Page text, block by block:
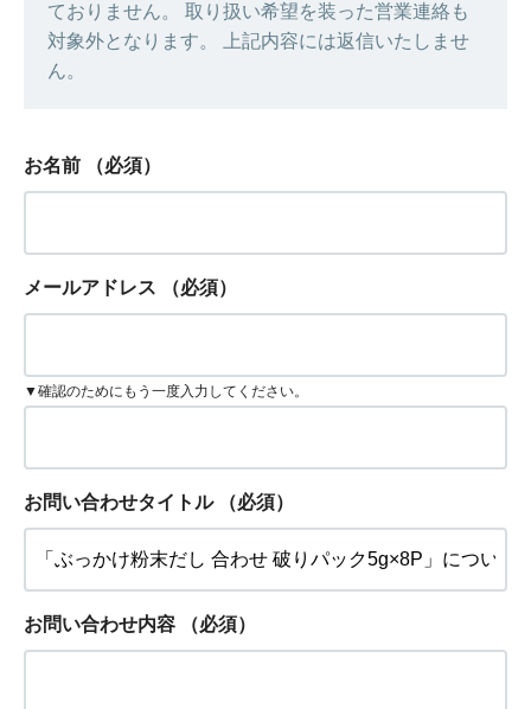
ておりません。 取り扱い希望を装った営業連絡も
対象外となります。 上記内容には返信いたしませ
ん。
お名前 （必須）
メールアドレス （必須）
▼確認のためにもう一度入力してください。
お問い合わせタイトル （必須）
お問い合わせ内容 （必須）